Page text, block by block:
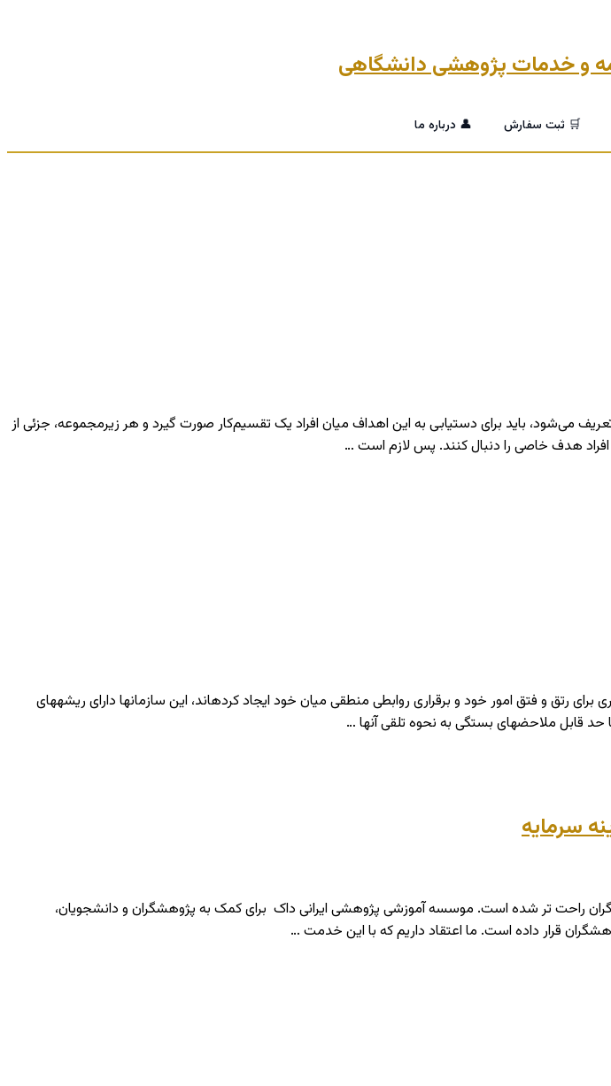
🛒 ثبت سفارش 👤 درباره ما
می‌شود، باید برای دستیابی به این اهداف میان افراد یک تقسیم‌کار صورت گیرد و هر زیرمجموعه، جزئی از
هدف خاصی را دنبال کنند. پس لازم است …
رتق و فتق امور خود و برقراری روابطی منطقی میان خود ایجاد کرده­اند، این سازمان­ها دارای ریشه­های
قابل ملاحضه­ای بستگی به نحوه تلقی آنها …
سرمایه
راحت تر شده است. موسسه آموزشی پژوهشی ایرانی داک برای کمک به پژوهشگران و دانشجویان،
قرار داده است. ما اعتقاد داریم که با این خدمت …